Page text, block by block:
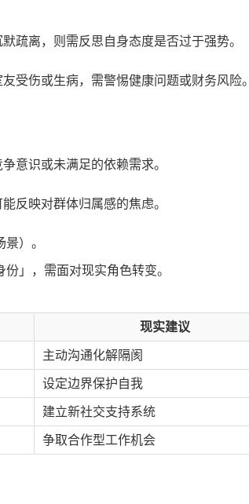
疏离，则需反思自身态度是否过于强势。
受伤或生病，需警惕健康问题或财务风险。
意识或未满足的依赖需求。
反映对群体归属感的焦虑。
）。
」，需面对现实角色转变。
现实建议
主动沟通化解隔阂
设定边界保护自我
建立新社交支持系统
争取合作型工作机会